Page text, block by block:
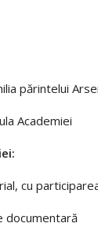
părintelui
Academiei
cu
documentară